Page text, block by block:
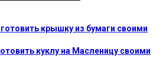
крышку из бумаги своими
куклу на Масленицу своими